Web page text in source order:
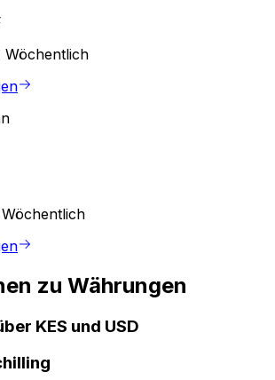
Wöchentlich
Wöchentlich
zu Währungen
KES und USD